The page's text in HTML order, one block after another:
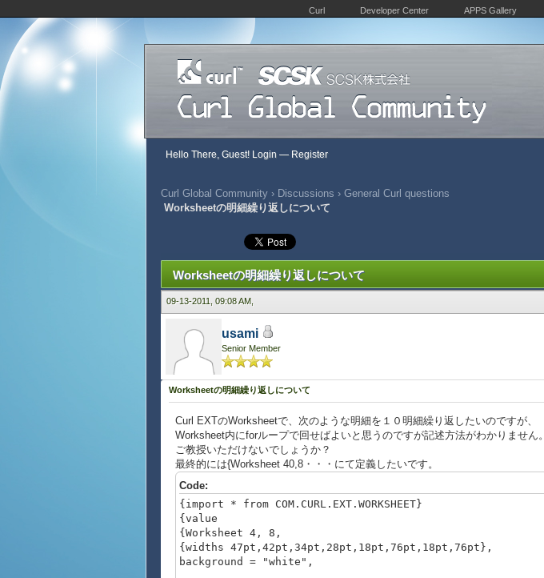
Curl Developer Center APPS Gallery
Hello There, Guest! Login — Register
Curl Global Community › Discussions › General Curl questions
Worksheetの明細繰り返しについて
Worksheetの明細繰り返しについて
09-13-2011, 09:08 AM,
usami
Senior Member
Worksheetの明細繰り返しについて
Curl EXTのWorksheetで、次のような明細を１０明細繰り返したいのですが、
Worksheet内にforループで回せばよいと思うのですが記述方法がわかりません。
ご教授いただけないでしょうか？
最終的には{Worksheet 40,8・・・にて定義したいです。
Code:
{import * from COM.CURL.EXT.WORKSHEET}
{value
{Worksheet 4, 8,
{widths 47pt,42pt,34pt,28pt,18pt,76pt,18pt,76pt},
background = "white",